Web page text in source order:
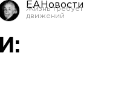
ЕАНовости